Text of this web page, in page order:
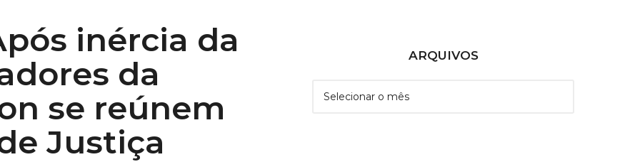
inércia da
da
se reúnem
Justiça
ARQUIVOS